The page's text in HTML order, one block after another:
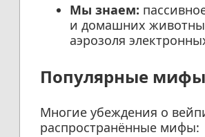
Мы знаем:
и домашних
аэрозоля
Популярные мифы
Многие убеждения о
распространённые мифы: